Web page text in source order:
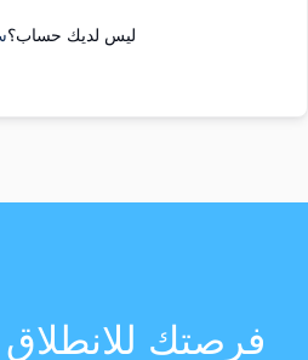
ليس لديك حساب؟
فرصتك للانطلاق